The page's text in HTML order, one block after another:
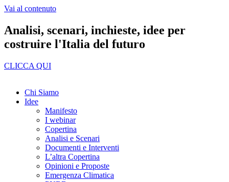
Vai al contenuto
Analisi, scenari, inchieste, idee per
costruire l'Italia del futuro
CLICCA QUI
Chi Siamo
Idee
Manifesto
I webinar
Copertina
Analisi e Scenari
Documenti e Interventi
L’altra Copertina
Opinioni e Proposte
Emergenza Climatica